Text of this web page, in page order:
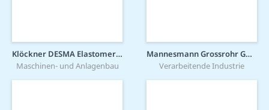
Klöckner DESMA Elastomertechnik GmbH
Maschinen- und Anlagenbau
Mannesmann Grossrohr GmbH
Verarbeitende Industrie